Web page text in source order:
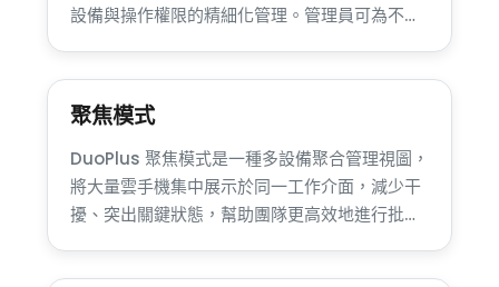
設備與操作權限的精細化管理。管理員可為不同
聚焦模式
DuoPlus 聚焦模式是一種多設備聚合管理視圖，
將大量雲手機集中展示於同一工作介面，減少干
擾、突出關鍵狀態，幫助團隊更高效地進行批量